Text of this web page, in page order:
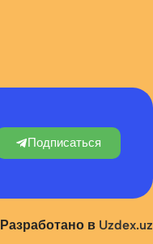
Подписаться
Разработано в Uzdex.uz